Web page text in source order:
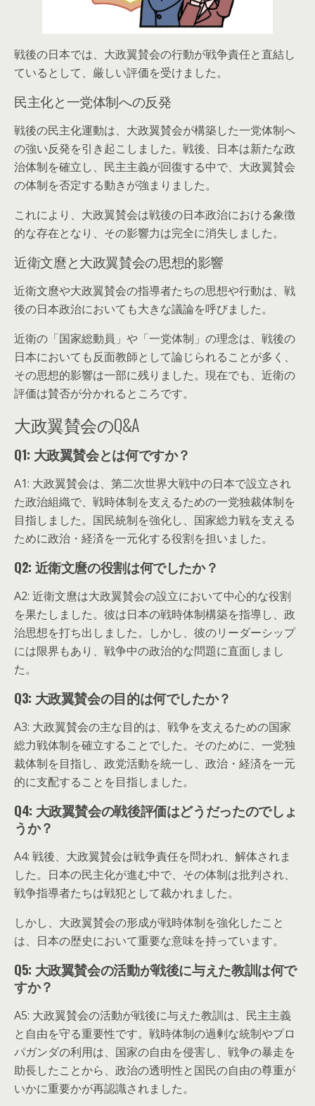
戦後の日本では、大政翼賛会の行動が戦争責任と直結し
ているとして、厳しい評価を受けました。
民主化と一党体制への反発
戦後の民主化運動は、大政翼賛会が構築した一党体制へ
の強い反発を引き起こしました。戦後、日本は新たな政
治体制を確立し、民主主義が回復する中で、大政翼賛会
の体制を否定する動きが強まりました。
これにより、大政翼賛会は戦後の日本政治における象徴
的な存在となり、その影響力は完全に消失しました。
近衛文麿と大政翼賛会の思想的影響
近衛文麿や大政翼賛会の指導者たちの思想や行動は、戦
後の日本政治においても大きな議論を呼びました。
近衛の「国家総動員」や「一党体制」の理念は、戦後の
日本においても反面教師として論じられることが多く、
その思想的影響は一部に残りました。現在でも、近衛の
評価は賛否が分かれるところです。
大政翼賛会のQ&A
Q1: 大政翼賛会とは何ですか？
A1: 大政翼賛会は、第二次世界大戦中の日本で設立され
た政治組織で、戦時体制を支えるための一党独裁体制を
目指しました。国民統制を強化し、国家総力戦を支える
ために政治・経済を一元化する役割を担いました。
Q2: 近衛文麿の役割は何でしたか？
A2: 近衛文麿は大政翼賛会の設立において中心的な役割
を果たしました。彼は日本の戦時体制構築を指導し、政
治思想を打ち出しました。しかし、彼のリーダーシップ
には限界もあり、戦争中の政治的な問題に直面しまし
た。
Q3: 大政翼賛会の目的は何でしたか？
A3: 大政翼賛会の主な目的は、戦争を支えるための国家
総力戦体制を確立することでした。そのために、一党独
裁体制を目指し、政党活動を統一し、政治・経済を一元
的に支配することを目指しました。
Q4: 大政翼賛会の戦後評価はどうだったのでしょ
うか？
A4: 戦後、大政翼賛会は戦争責任を問われ、解体されま
した。日本の民主化が進む中で、その体制は批判され、
戦争指導者たちは戦犯として裁かれました。
しかし、大政翼賛会の形成が戦時体制を強化したこと
は、日本の歴史において重要な意味を持っています。
Q5: 大政翼賛会の活動が戦後に与えた教訓は何で
すか？
A5: 大政翼賛会の活動が戦後に与えた教訓は、民主主義
と自由を守る重要性です。戦時体制の過剰な統制やプロ
パガンダの利用は、国家の自由を侵害し、戦争の暴走を
助長したことから、政治の透明性と国民の自由の尊重が
いかに重要かが再認識されました。